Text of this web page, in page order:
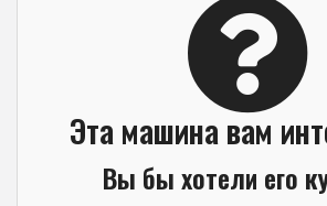
Эта машина вам
Вы бы хотели его